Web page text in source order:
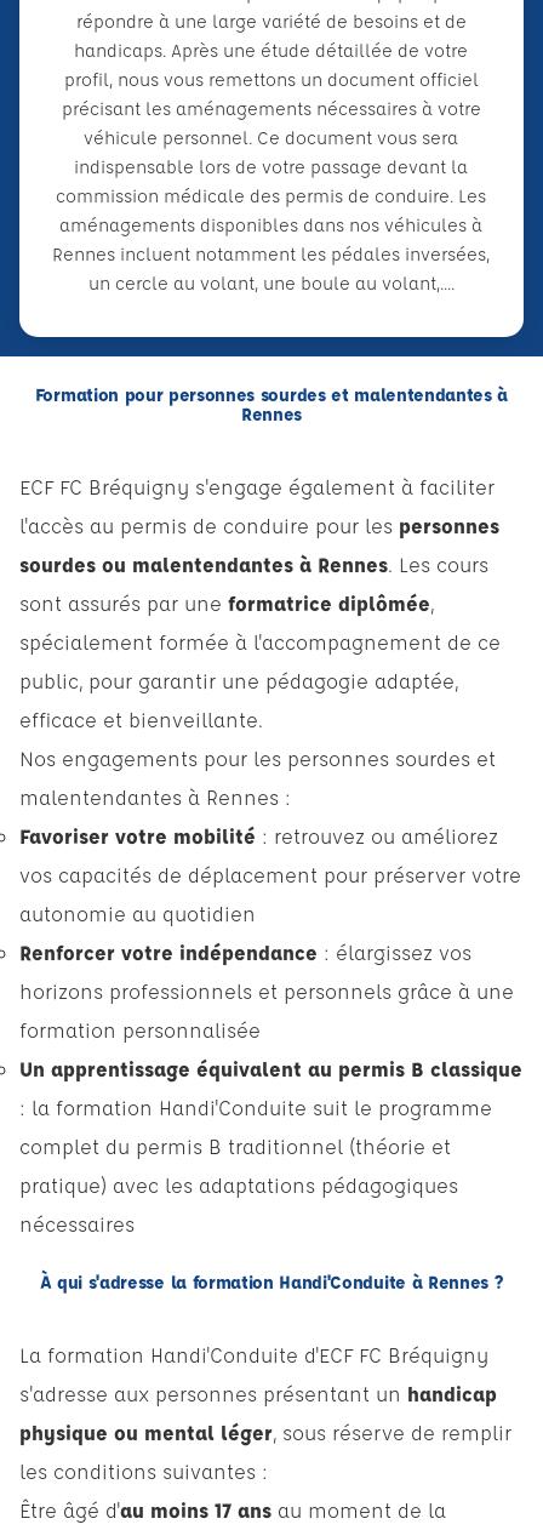
répondre à une large variété de besoins et de
handicaps. Après une étude détaillée de votre
profil, nous vous remettons un document officiel
précisant les aménagements nécessaires à votre
véhicule personnel. Ce document vous sera
indispensable lors de votre passage devant la
commission médicale des permis de conduire. Les
aménagements disponibles dans nos véhicules à
Rennes incluent notamment les pédales inversées,
un cercle au volant, une boule au volant,....
Formation pour personnes sourdes et malentendantes à
Rennes
ECF FC Bréquigny s'engage également à faciliter
l'accès au permis de conduire pour les personnes
sourdes ou malentendantes à Rennes. Les cours
sont assurés par une formatrice diplômée,
spécialement formée à l'accompagnement de ce
public, pour garantir une pédagogie adaptée,
efficace et bienveillante.
Nos engagements pour les personnes sourdes et
malentendantes à Rennes :
Favoriser votre mobilité : retrouvez ou améliorez
vos capacités de déplacement pour préserver votre
autonomie au quotidien
Renforcer votre indépendance : élargissez vos
horizons professionnels et personnels grâce à une
formation personnalisée
Un apprentissage équivalent au permis B classique
: la formation Handi'Conduite suit le programme
complet du permis B traditionnel (théorie et
pratique) avec les adaptations pédagogiques
nécessaires
À qui s'adresse la formation Handi'Conduite à Rennes ?
La formation Handi'Conduite d'ECF FC Bréquigny
s'adresse aux personnes présentant un handicap
physique ou mental léger, sous réserve de remplir
les conditions suivantes :
Être âgé d'au moins 17 ans au moment de la